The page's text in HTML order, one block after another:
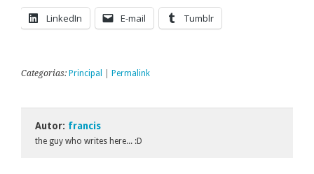
LinkedIn E-mail Tumblr
Categorias: Principal Permalink
Autor: francis
the guy who writes here... :D